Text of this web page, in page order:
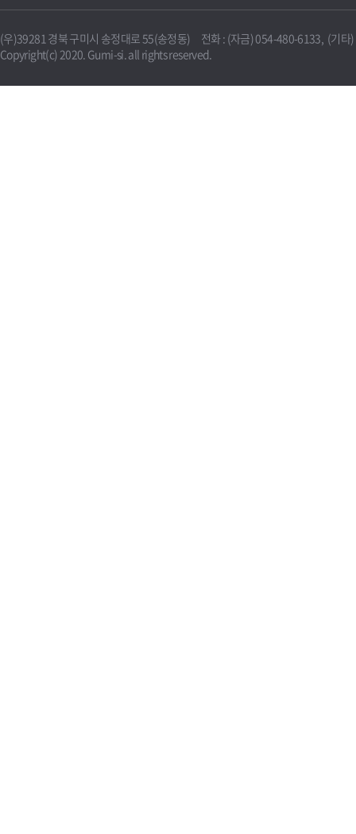
(우)39281 경북 구미시 송정대로 55(송정동) 전화 : (자금) 054-480-6133, (기타
Copyright(c) 2020. Gumi-si. all rights reserved.